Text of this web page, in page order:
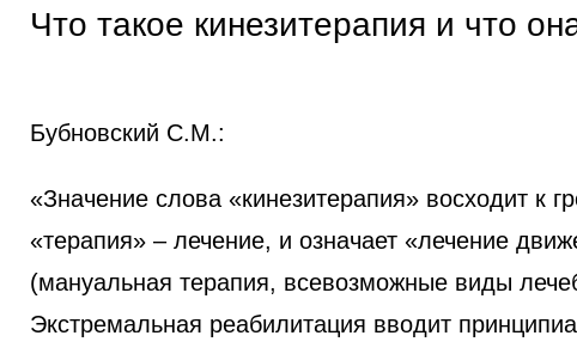
Что такое кинезитерапия и что
Бубновский С.М.:
«Значение слова «кинезитерапия» восходит к
«терапия» – лечение, и означает «лечение
(мануальная терапия, всевозможные виды
Экстремальная реабилитация вводит